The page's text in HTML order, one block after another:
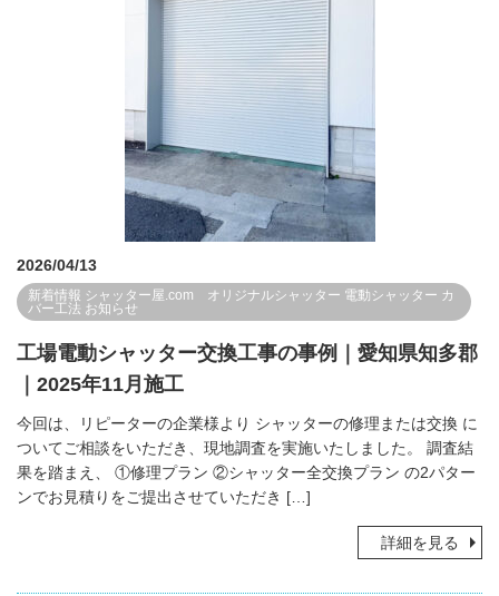
2026/04/13
新着情報 シャッター屋.com オリジナルシャッター 電動シャッター カ
バー工法 お知らせ
工場電動シャッター交換工事の事例｜愛知県知多郡
｜2025年11月施工
今回は、リピーターの企業様より シャッターの修理または交換 に
ついてご相談をいただき、現地調査を実施いたしました。 調査結
果を踏まえ、 ①修理プラン ②シャッター全交換プラン の2パター
ンでお見積りをご提出させていただき […]
詳細を見る